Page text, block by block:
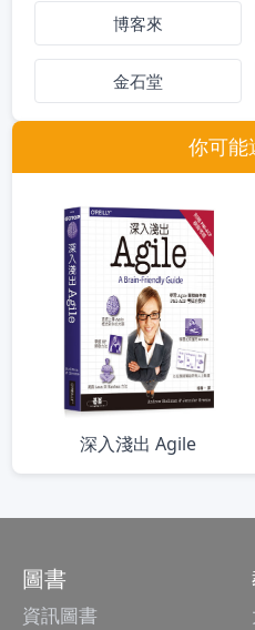
博客來
金石堂
你可能
深入淺出 Agile
圖書
資訊圖書